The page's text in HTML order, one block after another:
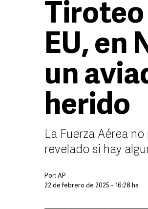
Tiroteo
EU, en
un
herido
La Fuerza Aérea
revelado si hay
Por: AP .
22 de febrero de 2025 - 16:28 hs